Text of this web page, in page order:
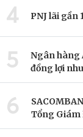
4 PNJ lãi gần
5
Ngân hàng
đồng lợi
6
Tổng Giám